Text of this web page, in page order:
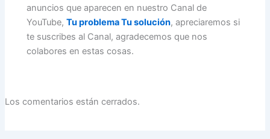
anuncios que aparecen en nuestro Canal de
YouTube,Tu problema Tu solución, apreciaremos si
te suscribes al Canal, agradecemos que nos
colabores en estas cosas.
Los comentarios están cerrados.